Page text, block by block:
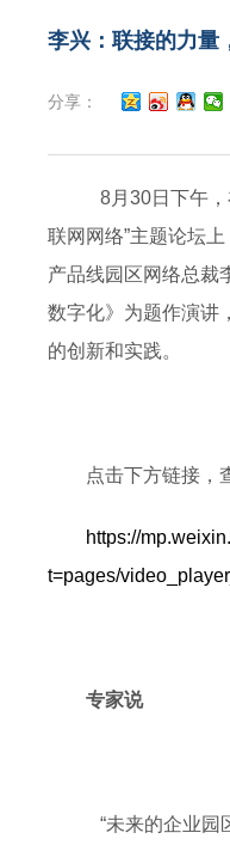
李兴：联接的力量
分享：
8月30日下午，
联网网络”主题论坛
产品线园区网络总裁
数字化》为题作演讲
的创新和实践。
点击下方链接，
https://
t=pages/
专家说
“未来的企业园